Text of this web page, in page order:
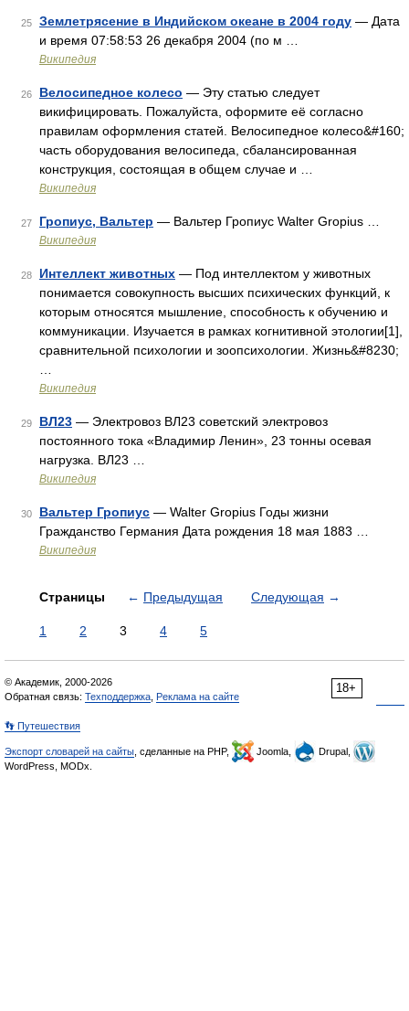
25 Землетрясение в Индийском океане в 2004 году — Дата
и время 07:58:53 26 декабря 2004 (по м …
Википедия
26 Велосипедное колесо — Эту статью следует
викифицировать. Пожалуйста, оформите её согласно
правилам оформления статей. Велосипедное колесо&#160;
часть оборудования велосипеда, сбалансированная
конструкция, состоящая в общем случае и …
Википедия
27 Гропиус, Вальтер — Вальтер Гропиус Walter Gropius …
Википедия
28 Интеллект животных — Под интеллектом у животных
понимается совокупность высших психических функций, к
которым относятся мышление, способность к обучению и
коммуникации. Изучается в рамках когнитивной этологии[1],
cравнительной психологии и зоопсихологии. Жизнь&#8230;
Википедия
29 ВЛ23 — Электровоз ВЛ23 советский электровоз
постоянного тока «Владимир Ленин», 23 тонны осевая
нагрузка. ВЛ23 …
Википедия
30 Вальтер Гропиус — Walter Gropius Годы жизни
Гражданство Германия Дата рождения 18 мая 1883 …
Википедия
Страницы ← Предыдущая Следующая →
1 2 3 4 5
18+
© Академик, 2000-2026
Обратная связь: Техподдержка Реклама на сайте
👣 Путешествия
Экспорт словарей на сайты , сделанные на PHP, Joomla,
Drupal,
WordPress, MODx.